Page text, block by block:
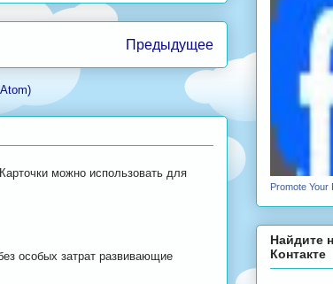
Предыдущее
можно использовать для
особых затрат развивающие
Promote Your
Найдите
Контакте